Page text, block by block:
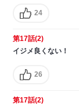
24
第17話(2)
イジメ良くない！
26
第17話(2)